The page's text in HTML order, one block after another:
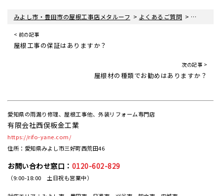
みよし市・豊田市の屋根工事店メタルーフ > よくあるご質問 > お見積に
< 前の記事
屋根工事の保証はありますか？
次の記事 >
屋根材の種類でお勧めはありますか？
愛知県の雨漏り修理、屋根工事他、外装リフォーム専門店
有限会社西俣板金工業
https://rifo-yane.com/
住所：愛知県みよし市三好町西荒田46
お問い合わせ窓口： 0120-602-829
（9:00-18:00 土日祝も営業中）